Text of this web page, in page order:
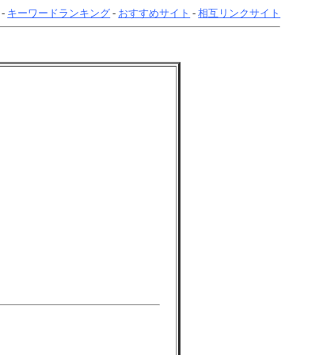
- キーワードランキング - おすすめサイト -相互リンクサイト